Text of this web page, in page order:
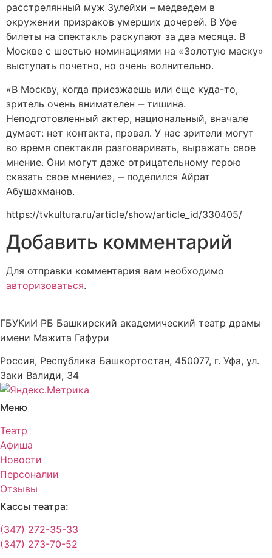
расстрелянный муж Зулейхи – медведем в
окружении призраков умерших дочерей. В Уфе
билеты на спектакль раскупают за два месяца. В
Москве с шестью номинациями на «Золотую маску»
выступать почетно, но очень волнительно.
«В Москву, когда приезжаешь или еще куда-то,
зритель очень внимателен ‒ тишина.
Неподготовленный актер, национальный, вначале
думает: нет контакта, провал. У нас зрители могут
во время спектакля разговаривать, выражать свое
мнение. Они могут даже отрицательному герою
сказать свое мнение», ‒ поделился Айрат
Абушахманов.
https://tvkultura.ru/article/show/article_id/330405/
Добавить комментарий
Для отправки комментария вам необходимо
авторизоваться.
ГБУКиИ РБ Башкирский академический театр драмы
имени Мажита Гафури
Россия, Республика Башкортостан, 450077, г. Уфа, ул.
Заки Валиди, 34
Меню
Театр
Афиша
Новости
Персоналии
Отзывы
Кассы театра:
(347) 272-35-33
(347) 273-70-52